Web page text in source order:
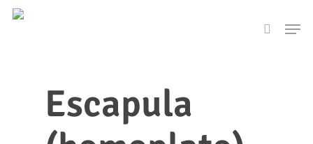
Skip
search
Escapula